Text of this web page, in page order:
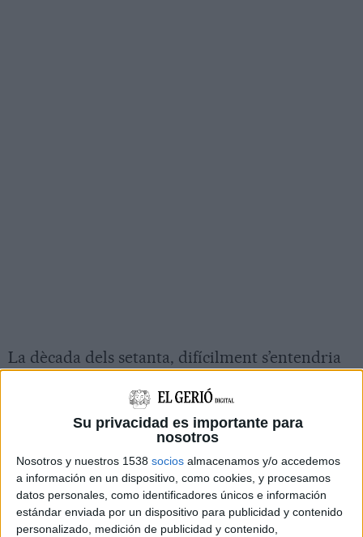
Su privacidad es importante para
nosotros
Nosotros y nuestros 1538 socios almacenamos y/o accedemos
a información en un dispositivo, como cookies, y procesamos
datos personales, como identificadores únicos e información
estándar enviada por un dispositivo para publicidad y contenido
personalizado, medición de publicidad y contenido,
La dècada dels setanta, difícilment s’entendria
soul, disco i jazz, que va aconseguir fer ballar a
mil·lions de persones, guanyar sis premis
“September”, “Let’s Groove” o “Boogie
Wonderland” entre d’altres al número ú de les
llistes d’èxits.